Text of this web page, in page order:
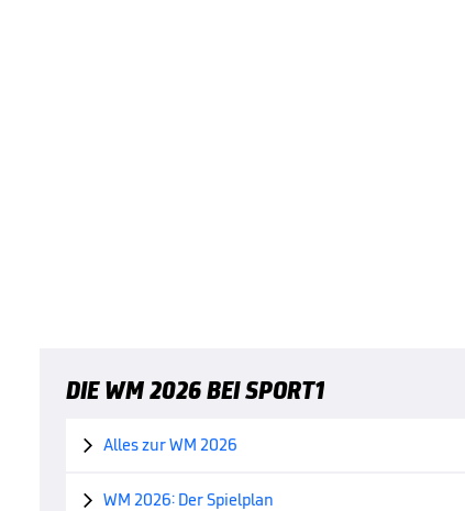
DIE WM 2026 BEI SPORT1
 Alles zur WM 2026
 WM 2026: Der Spielplan